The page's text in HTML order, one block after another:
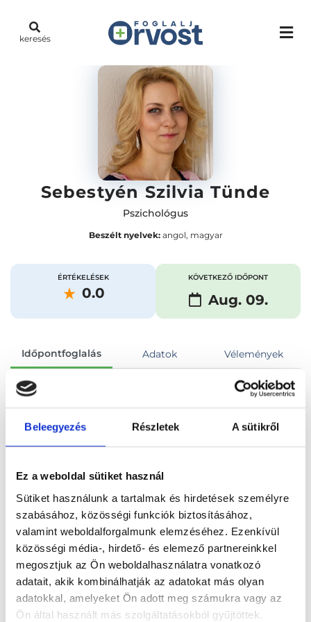
Beleegyezés Részletek A sütikről
Ez a weboldal sütiket használ
Sütiket használunk a tartalmak és hirdetések személyre
szabásához, közösségi funkciók biztosításához,
valamint weboldalforgalmunk elemzéséhez. Ezenkívül
közösségi média-, hirdető- és elemező partnereinkkel
megosztjuk az Ön weboldalhasználatra vonatkozó
adatait, akik kombinálhatják az adatokat más olyan
adatokkal, amelyeket Ön adott meg számukra vagy az
Ön által használt más szolgáltatásokból gyűjtöttek.
keresés
Sebestyén Szilvia Tünde
Pszichológus
Beszélt nyelvek:angol, magyar
ÉRTÉKELÉSEK
0.0
KÖVETKEZŐ IDŐPONT
Aug. 09.
Időpontfoglalás Adatok Vélemények
Összes szakterület Videós konzultáció (kontroll)
Főoldal Orvosok Pszichológus
Pszichológus, Online konzultáció
Sebestyén Szilvia Tünde